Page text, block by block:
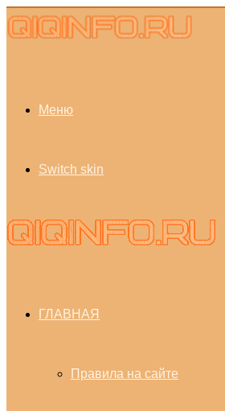
Меню
Switch skin
ГЛАВНАЯ
Правила на сайте